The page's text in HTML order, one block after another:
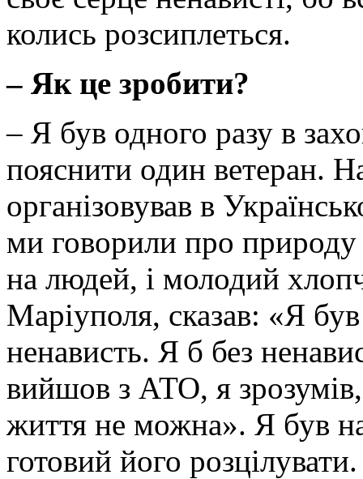
колись розсиплеться.
– Як це зробити?
– Я був одного разу в
пояснити один ветеран.
організовував в
ми говорили про природу
на людей, і молодий
Маріуполя, сказав: «Я
ненависть. Я б без
вийшов з АТО, я
життя не можна». Я був
готовий його розцілувати.